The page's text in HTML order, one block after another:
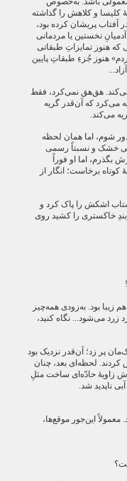
کلیسا و کلاهش را گذاشته
آفتاب پریشان کرده بود،
نخستین یا مردمانی
که هنوز تمایزاتِ طبقاتی
هنوز جُزءِ طبقاتِ پایین
می‌کند. هق‌هق نمی‌کرد، فقط
که آن‌قدر گریه
می‌کند.
شوم، اما همان لحظه
خشک و نسبتاً رسمی
بگذرم، اما او فوراً
کوتاه برخاست؛ انگار از
اشکش را پاک کرد و
خاکستری را کشید روی
زیبا بود. به‌زودی همه‌چیز
زرد می‌شود... نگاه کنید،
پر زد؛ آن‌قدر نزدیک بود
لحظه‌ای بعد، چنان
زاویۀ حادّه‌ای ساخت مثلِ
ناپدید شد.
این‌جور موقع‌ها،